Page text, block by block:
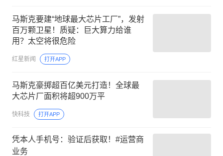
马斯克要建“地球最大芯片工厂”，发射
百万颗卫星！质疑：巨大算力给谁
用？太空将很危险
红星新闻 打开APP
马斯克豪掷超百亿美元打造！全球最
大芯片厂面积将超900万平
快科技 打开APP
凭本人手机号：验证后获取！#运营商
业务